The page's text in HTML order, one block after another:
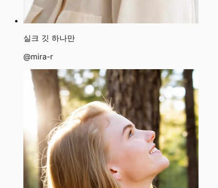
실크 깃 하나만
@mira-r